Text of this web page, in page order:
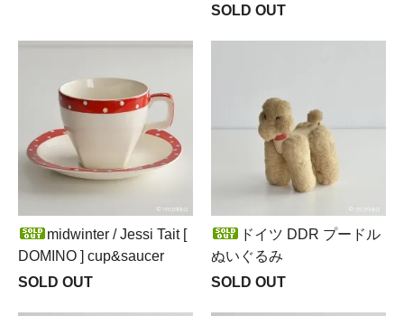
SOLD OUT
midwinter / Jessi Tait [
DOMINO ] cup&saucer
SOLD OUT
ドイツ DDR プードル
ぬいぐるみ
SOLD OUT